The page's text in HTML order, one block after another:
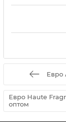
Евро
Евро Haute
оптом